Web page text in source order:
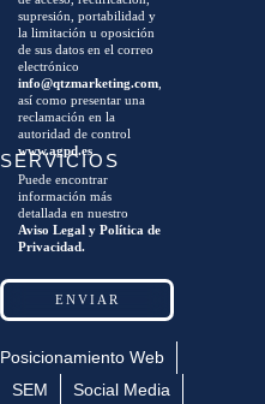
supresión, portabilidad y
la limitación u oposición
de sus datos en el correo
electrónico
info@qtzmarketing.com
así como presentar una
reclamación en la
autoridad de control
www.agpd.es
Puede encontrar
información más
detallada en nuestro
Aviso Legal y Política de
Privacidad.
SERVICIOS
Posicionamiento Web
SEM
Social Media